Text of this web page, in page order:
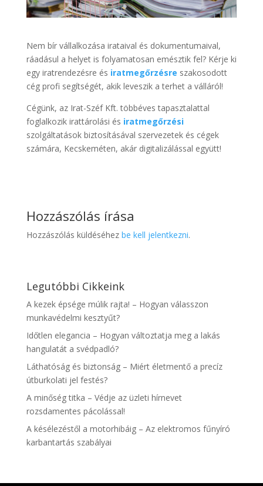
Nem bír vállalkozása irataival és dokumentumaival,
ráadásul a helyet is folyamatosan emésztik fel? Kérje ki
egy iratrendezésre és iratmegőrzésre szakosodott
cég profi segítségét, akik leveszik a terhet a válláról!
Cégünk, az Irat-Széf Kft. többéves tapasztalattal
foglalkozik irattárolási és iratmegőrzési
szolgáltatások biztosításával szervezetek és cégek
számára, Kecskeméten, akár digitalizálással együtt!
Hozzászólás írása
Hozzászólás küldéséhez be kell jelentkezni.
Legutóbbi Cikkeink
A kezek épsége múlik rajta! – Hogyan válasszon
munkavédelmi kesztyűt?
Időtlen elegancia – Hogyan változtatja meg a lakás
hangulatát a svédpadló?
Láthatóság és biztonság – Miért életmentő a precíz
útburkolati jel festés?
A minőség titka – Védje az üzleti hírnevet
rozsdamentes pácolással!
A késélezéstől a motorhibáig – Az elektromos fűnyíró
karbantartás szabályai